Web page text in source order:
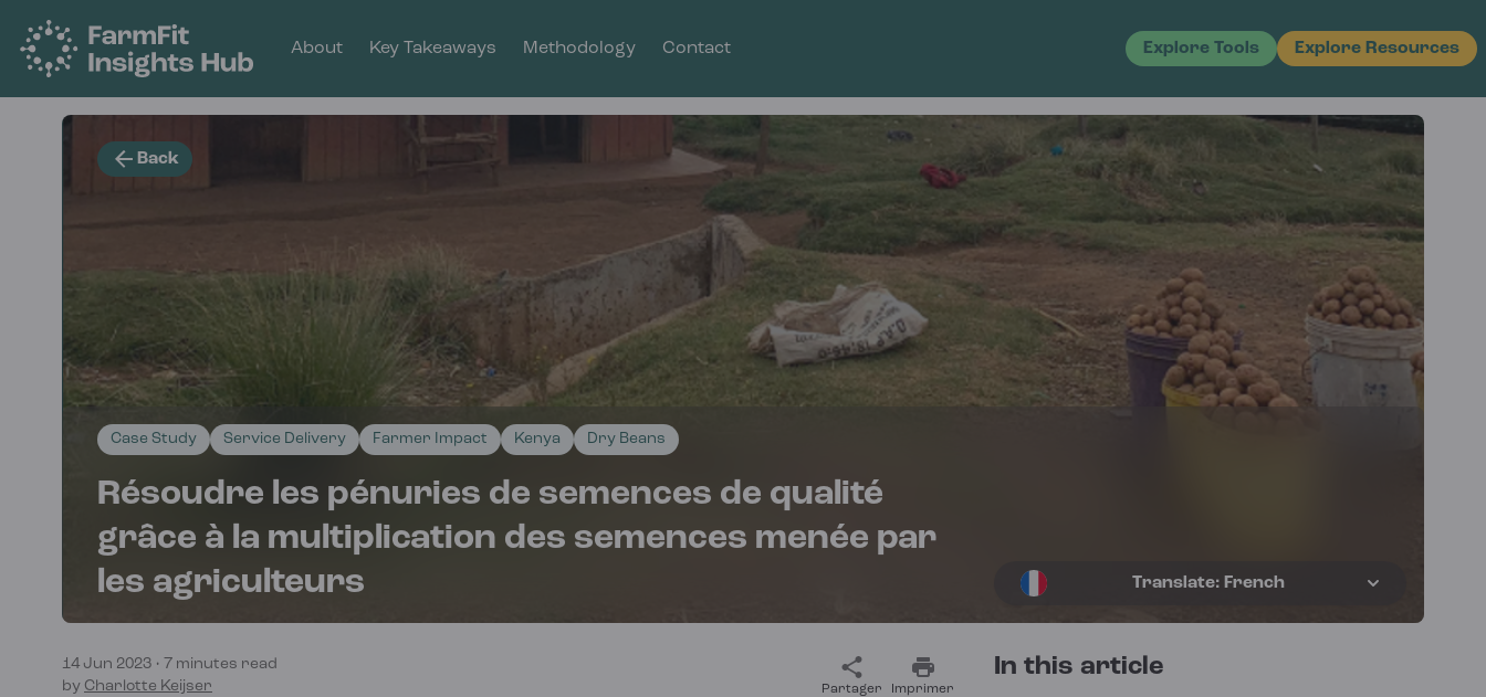
About Key Takeaways Methodology Contact Explore Tools Explore Resources
Back
Case Study Service Delivery Farmer Impact Kenya Dry Beans
Résoudre les pénuries de semences de qualité
grâce à la multiplication des semences menée par
les agriculteurs
Translate: French
14 Jun 2023 • 7 minutes read
by Charlotte Keijser Partager Imprimer
In this article